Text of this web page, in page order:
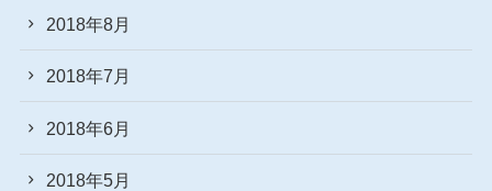
2018年8月
2018年7月
2018年6月
2018年5月